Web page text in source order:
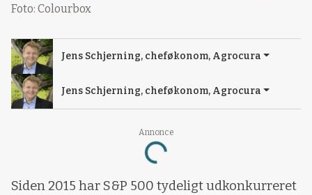
Annonce
Loading...
Foto: Colourbox
Jens Schjerning, cheføkonom, Agrocura
Jens Schjerning, cheføkonom, Agrocura
Siden 2015 har S&P 500 tydeligt udkonkurreret